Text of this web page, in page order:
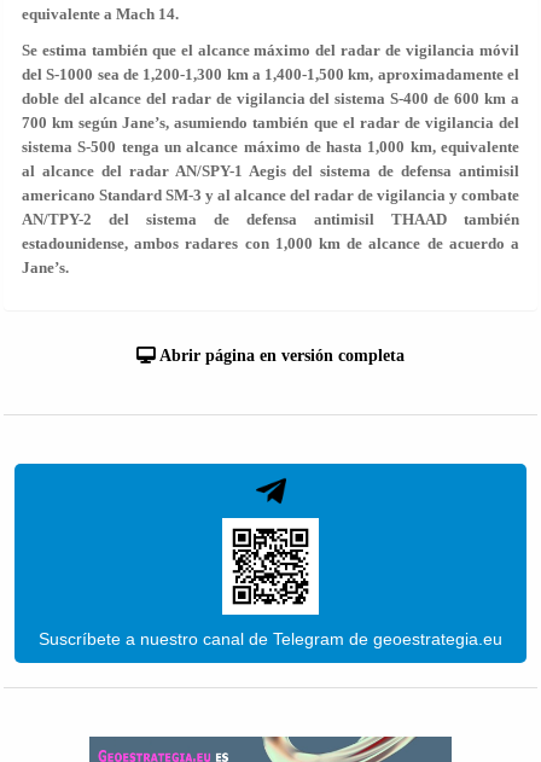
equivalente a Mach 14.
Se estima también que el alcance máximo del radar de vigilancia móvil
del S-1000 sea de 1,200-1,300 km a 1,400-1,500 km, aproximadamente el
doble del alcance del radar de vigilancia del sistema S-400 de 600 km a
700 km según Jane’s, asumiendo también que el radar de vigilancia del
sistema S-500 tenga un alcance máximo de hasta 1,000 km, equivalente
al alcance del radar AN/SPY-1 Aegis del sistema de defensa antimisil
americano Standard SM-3 y al alcance del radar de vigilancia y combate
AN/TPY-2 del sistema de defensa antimisil THAAD también
estadounidense, ambos radares con 1,000 km de alcance de acuerdo a
Jane’s.
Abrir página en versión completa
Suscríbete a nuestro canal de Telegram de geoestrategia.eu